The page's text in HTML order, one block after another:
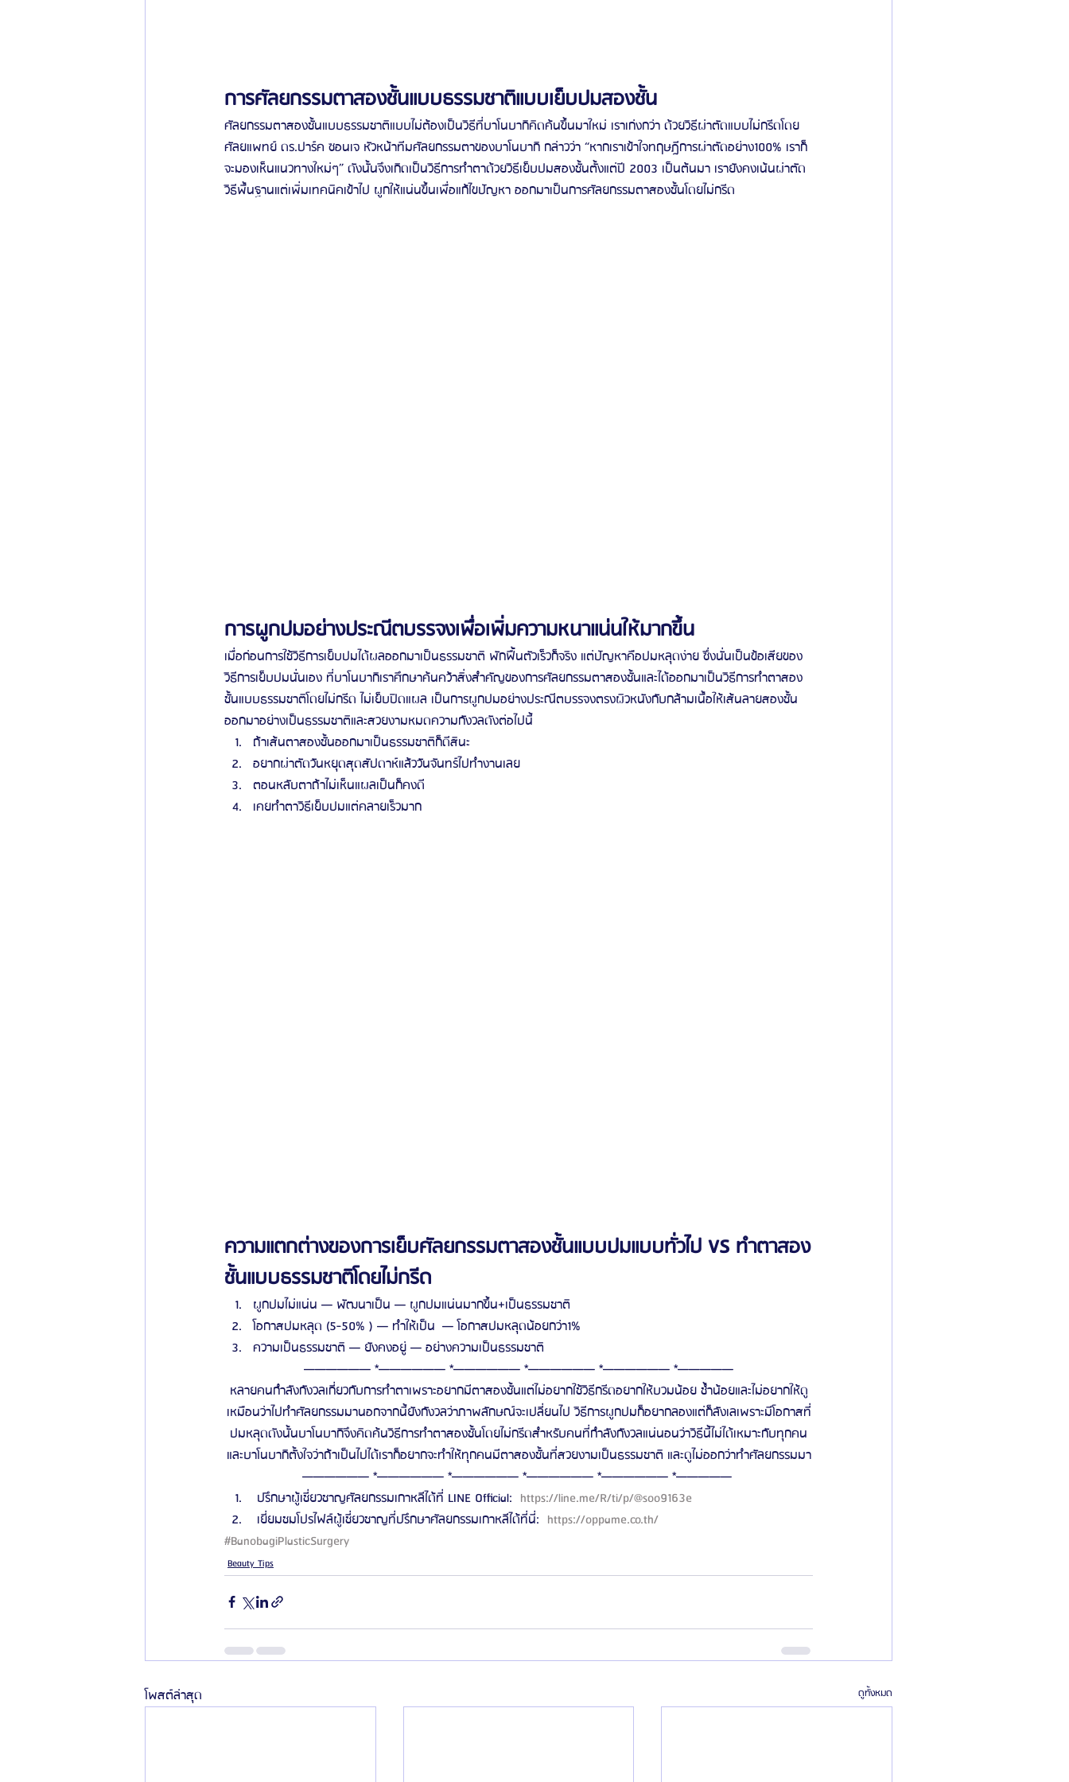
การศัลยกรรมตาสองชั้นแบบธรรมชาติแบบเย็บปมสองชั้น
ศัลยกรรมตาสองชั้นแบบธรรมชาติแบบไม่ต้องเป็นวิธีที่บาโนบากิคิดค้นขึ้นมาใหม่ เราเก่งกว่า ด้วยวิธีผ่าตัดแบบไม่กรีดโดย
ศัลยแพทย์ ดร.ปาร์ค ซอนเจ หัวหน้าทีมศัลยกรรมตาของบาโนบากิ กล่าวว่า “หากเราเข้าใจทฤษฎีการผ่าตัดอย่าง100% เราก็
จะมองเห็นแนวทางใหม่ๆ” ดังนั้นจึงเกิดเป็นวิธีการทำตาด้วยวิธีเย็บปมสองชั้นตั้งแต่ปี 2003 เป็นต้นมา เรายังคงเน้นผ่าตัด
วิธีพื้นฐานแต่เพิ่มเทคนิคเข้าไป ผูกให้แน่นขึ้นเพื่อแก้ไขปัญหา ออกมาเป็นการศัลยกรรมตาสองชั้นโดยไม่กรีด
การผูกปมอย่างประณีตบรรจงเพื่อเพิ่มความหนาแน่นให้มากขึ้น
เมื่อก่อนการใช้วิธีการเย็บปมได้ผลออกมาเป็นธรรมชาติ พักฟื้นตัวเร็วก็จริง แต่ปัญหาคือปมหลุดง่าย ซึ่งนั่นเป็นข้อเสียของ
วิธีการเย็บปมนั่นเอง ที่บาโนบากิเราศึกษาค้นคว้าสิ่งสำคัญของการศัลยกรรมตาสองชั้นและได้ออกมาเป็นวิธีการทำตาสอง
ชั้นแบบธรรมชาติโดยไม่กรีด ไม่เย็บปิดแผล เป็นการผูกปมอย่างประณีตบรรจงตรงผิวหนังกับกล้ามเนื้อให้เส้นลายสองชั้น
ออกมาอย่างเป็นธรรมชาติและสวยงามหมดความกังวลดังต่อไปนี้
ถ้าเส้นตาสองชั้นออกมาเป็นธรรมชาติก็ดีสินะ
อยากผ่าตัดวันหยุดสุดสัปดาห์แล้ววันจันทร์ไปทำงานเลย
ตอนหลับตาถ้าไม่เห็นแผลเป็นก็คงดี
เคยทำตาวิธีเย็บปมแต่คลายเร็วมาก
ความแตกต่างของการเย็บศัลยกรรมตาสองชั้นแบบปมแบบทั่วไป VS ทำตาสอง
ชั้นแบบธรรมชาติโดยไม่กรีด
ผูกปมไม่แน่น — พัฒนาเป็น — ผูกปมแน่นมากขึ้น+เป็นธรรมชาติ
โอกาสปมหลุด (5-50% ) — ทำให้เป็น  — โอกาสปมหลุดน้อยกว่า1%
ความเป็นธรรมชาติ — ยังคงอยู่ — อย่างความเป็นธรรมชาติ
—————— *—————— *—————— *—————— *—————— *—————
หลายคนกำลังกังวลเกี่ยวกับการทำตาเพราะอยากมีตาสองชั้นแต่ไม่อยากใช้วิธีกรีดอยากให้บวมน้อย ช้ำน้อยและไม่อยากให้ดู
เหมือนว่าไปทำศัลยกรรมมานอกจากนี้ยังกังวลว่าภาพลักษณ์จะเปลี่ยนไป วิธีการผูกปมก็อยากลองแต่ก็ลังเลเพราะมีโอกาสที่
ปมหลุดดังนั้นบาโนบากิจึงคิดค้นวิธีการทำตาสองชั้นโดยไม่กรีดสำหรับคนที่กำลังกังวลแน่นอนว่าวิธีนี้ไม่ได้เหมาะกับทุกคน
และบาโนบากิตั้งใจว่าถ้าเป็นไปได้เราก็อยากจะทำให้ทุกคนมีตาสองชั้นที่สวยงามเป็นธรรมชาติ และดูไม่ออกว่าทำศัลยกรรมมา
—————— *—————— *—————— *—————— *—————— *—————
ปรึกษาผู้เชี่ยวชาญศัลยกรรมเกาหลีได้ที่ LINE Official: https://line.me/R/ti/p/@soo9163e
เยี่ยมชมโปรไฟล์ผู้เชี่ยวชาญที่ปรึกษาศัลยกรรมเกาหลีได้ที่นี่: https://oppame.co.th/
#BanobagiPlasticSurgery
Beauty Tips
โพสต์ล่าสุด ดูทั้งหมด